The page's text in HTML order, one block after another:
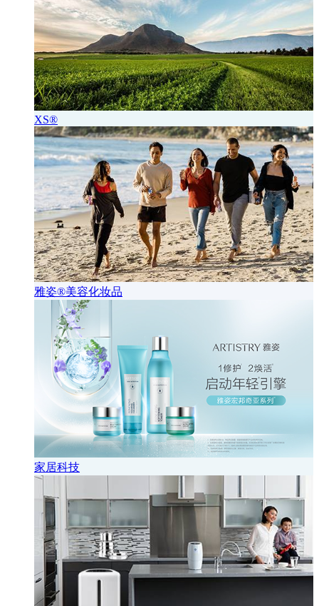
XS®
雅姿®美容化妆品
家居科技